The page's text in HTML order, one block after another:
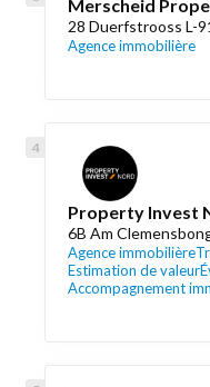
Merscheid
28 Duerfstrooss L-
Agence immobilière
Property Invest
6B Am
Agence immobilière
Estimation de valeur
Accompagnement